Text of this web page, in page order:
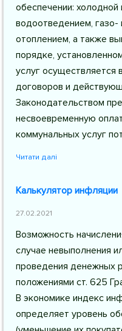
обеспечении: холодной
водоотведением,
отоплением, а также
порядке,
услуг осуществляется
договоров и
Законодательством
несвоевременную
коммунальных услуг
Читати далі
Калькулятор инфляции
27.02.2021
Возможность
случае невыполнения
проведения денежных
положениями ст. 625
В экономике индекс
определяет уровень